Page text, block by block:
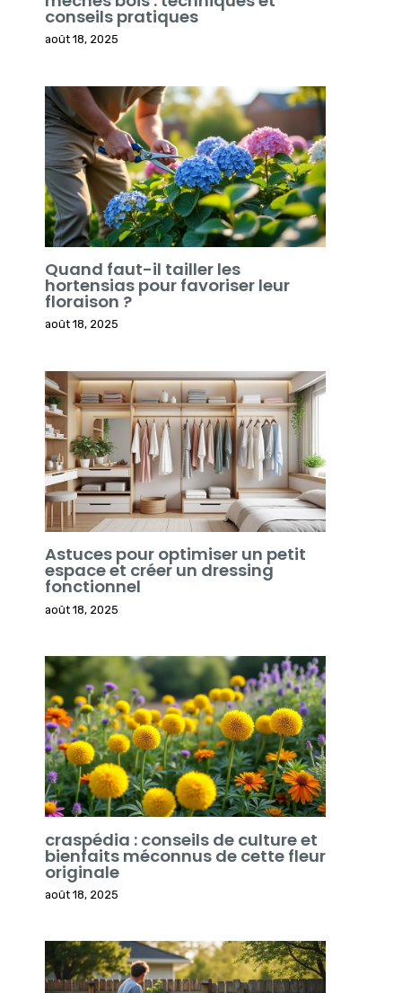
conseils pratiques
août 18, 2025
Quand faut-il tailler les
hortensias pour favoriser leur
floraison ?
août 18, 2025
Astuces pour optimiser un petit
espace et créer un dressing
fonctionnel
août 18, 2025
craspédia : conseils de culture et
bienfaits méconnus de cette fleur
originale
août 18, 2025